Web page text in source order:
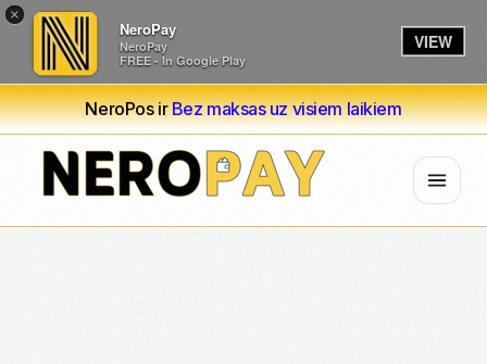
×
NeroPay
NeroPay
FREE - In Google Play
VIEW
NeroPos irBez maksas uz visiem laikiem